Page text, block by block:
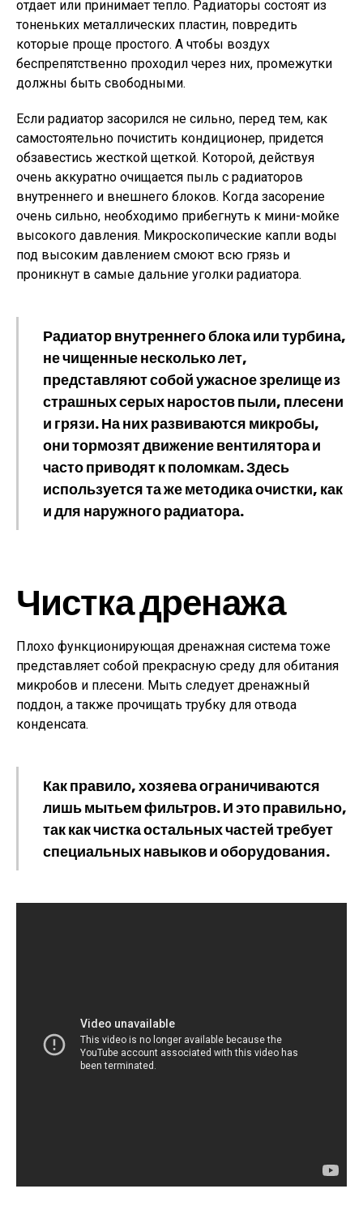
отдает или принимает тепло. Радиаторы состоят из
тоненьких металлических пластин, повредить
которые проще простого. А чтобы воздух
беспрепятственно проходил через них, промежутки
должны быть свободными.
Если радиатор засорился не сильно, перед тем, как
самостоятельно почистить кондиционер, придется
обзавестись жесткой щеткой. Которой, действуя
очень аккуратно очищается пыль с радиаторов
внутреннего и внешнего блоков. Когда засорение
очень сильно, необходимо прибегнуть к мини-мойке
высокого давления. Микроскопические капли воды
под высоким давлением смоют всю грязь и
проникнут в самые дальние уголки радиатора.
Радиатор внутреннего блока или турбина,
не чищенные несколько лет,
представляют собой ужасное зрелище из
страшных серых наростов пыли, плесени
и грязи. На них развиваются микробы,
они тормозят движение вентилятора и
часто приводят к поломкам. Здесь
используется та же методика очистки, как
и для наружного радиатора.
Чистка дренажа
Плохо функционирующая дренажная система тоже
представляет собой прекрасную среду для обитания
микробов и плесени. Мыть следует дренажный
поддон, а также прочищать трубку для отвода
конденсата.
Как правило, хозяева ограничиваются
лишь мытьем фильтров. И это правильно,
так как чистка остальных частей требует
специальных навыков и оборудования.